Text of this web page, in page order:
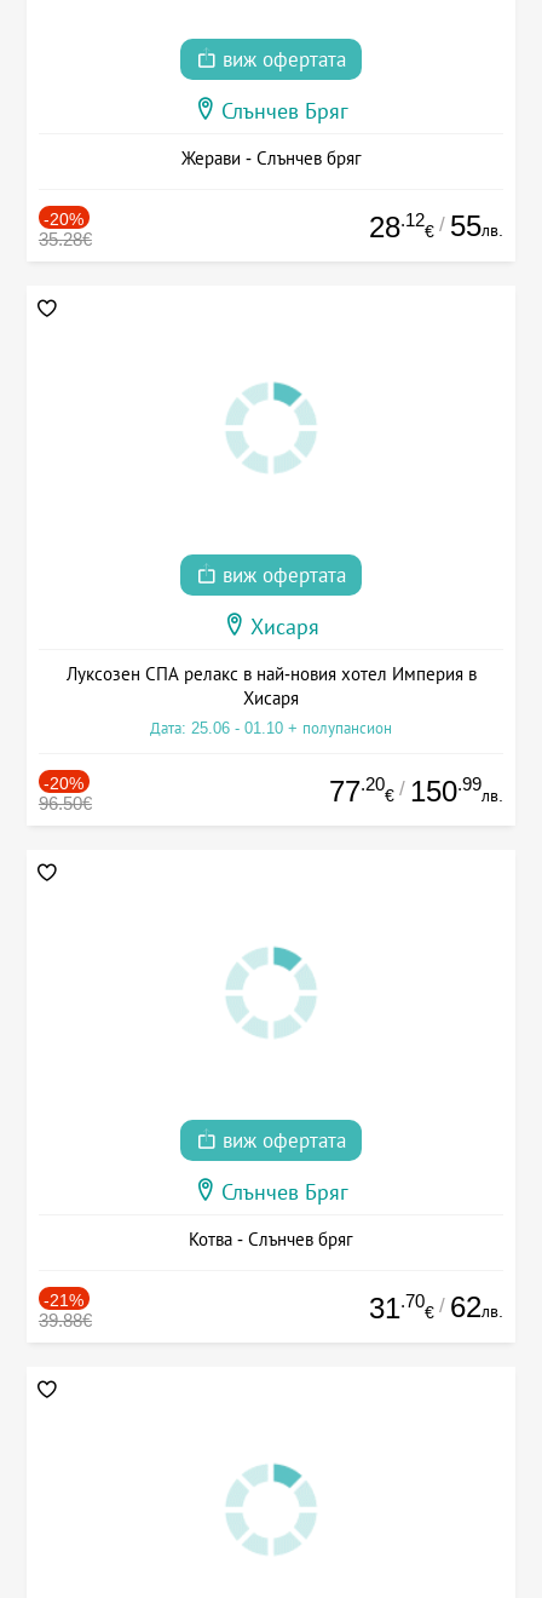
виж офертата
Слънчев Бряг
Жерави - Слънчев бряг
-20%
35.28€ 28.12
€ / 55лв.
виж офертата
Хисаря
Луксозен СПА релакс в най-новия хотел Империя в
Хисаря
Дата: 25.06 - 01.10 + полупансион
-20%
96.50€ 77.20
€ / 150.99
лв.
виж офертата
Слънчев Бряг
Котва - Слънчев бряг
-21%
39.88€ 31.70
€ / 62лв.